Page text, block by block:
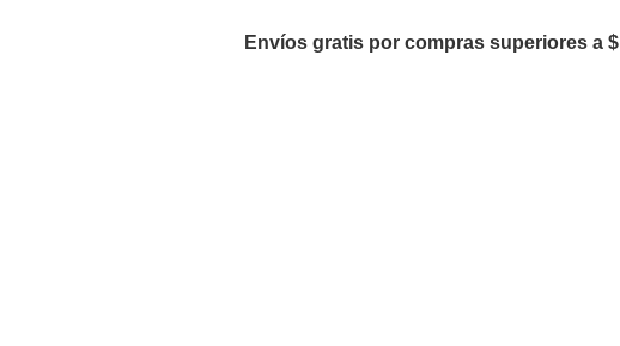
Envíos gratis por compras superiores a